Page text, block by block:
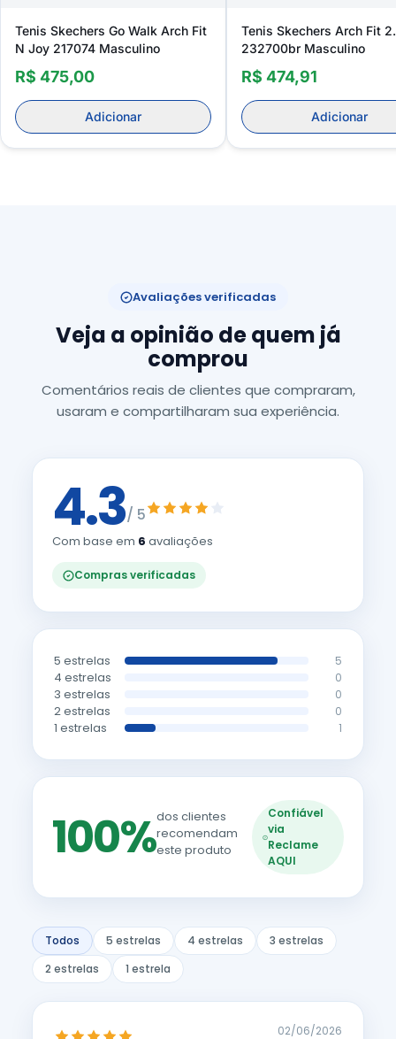
Tenis Skechers Go Walk Arch Fit
N Joy 217074 Masculino
R$ 475,00
Adicionar
Tenis Skechers Arch Fit
232700br Masculino
R$ 474,91
Adicionar
Avaliações verificadas
Veja a opinião de quem já
comprou
Comentários reais de clientes que compraram,
usaram e compartilharam sua experiência.
4.3/ 5
Com base em 6 avaliações
Compras verificadas
5 estrelas 5
4 estrelas 0
3 estrelas 0
2 estrelas 0
1 estrelas 1
100%dos clientes
recomendam
este produto
Confiável
via
Reclame
AQUI
Todos 5 estrelas 4 estrelas
3 estrelas
2 estrelas
1 estrela
02/06/2026